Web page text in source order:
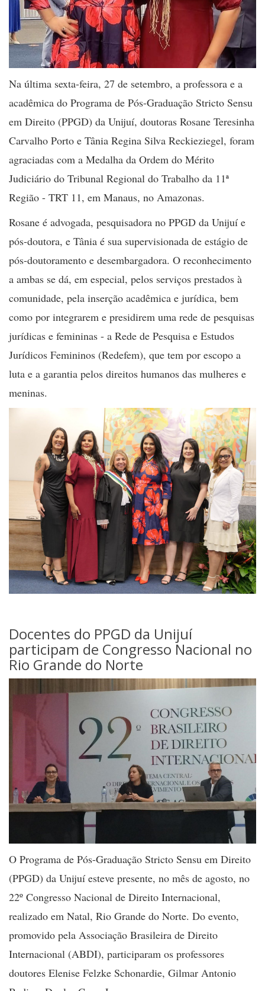
Na última sexta-feira, 27 de setembro, a professora e a
acadêmica do Programa de Pós-Graduação Stricto Sensu
em Direito (PPGD) da Unijuí, doutoras Rosane Teresinha
Carvalho Porto e Tânia Regina Silva Reckieziegel, foram
agraciadas com a Medalha da Ordem do Mérito
Judiciário do Tribunal Regional do Trabalho da 11ª
Região - TRT 11, em Manaus, no Amazonas.
Rosane é advogada, pesquisadora no PPGD da Unijuí e
pós-doutora, e Tânia é sua supervisionada de estágio de
pós-doutoramento e desembargadora. O reconhecimento
a ambas se dá, em especial, pelos serviços prestados à
comunidade, pela inserção acadêmica e jurídica, bem
como por integrarem e presidirem uma rede de pesquisas
jurídicas e femininas - a Rede de Pesquisa e Estudos
Jurídicos Femininos (Redefem), que tem por escopo a
luta e a garantia pelos direitos humanos das mulheres e
meninas.
Docentes do PPGD da Unijuí
participam de Congresso Nacional no
Rio Grande do Norte
O Programa de Pós-Graduação Stricto Sensu em Direito
(PPGD) da Unijuí esteve presente, no mês de agosto, no
22º Congresso Nacional de Direito Internacional,
realizado em Natal, Rio Grande do Norte. Do evento,
promovido pela Associação Brasileira de Direito
Internacional (ABDI), participaram os professores
doutores Elenise Felzke Schonardie, Gilmar Antonio